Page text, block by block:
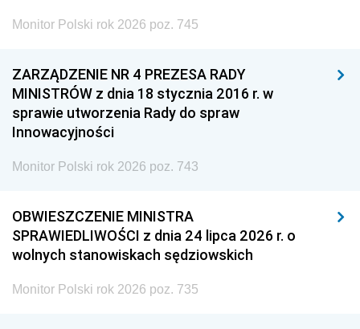
Monitor Polski rok 2026 poz. 745
ZARZĄDZENIE NR 4 PREZESA RADY
MINISTRÓW z dnia 18 stycznia 2016 r. w
sprawie utworzenia Rady do spraw
Innowacyjności
Monitor Polski rok 2026 poz. 743
OBWIESZCZENIE MINISTRA
SPRAWIEDLIWOŚCI z dnia 24 lipca 2026 r. o
wolnych stanowiskach sędziowskich
Monitor Polski rok 2026 poz. 735